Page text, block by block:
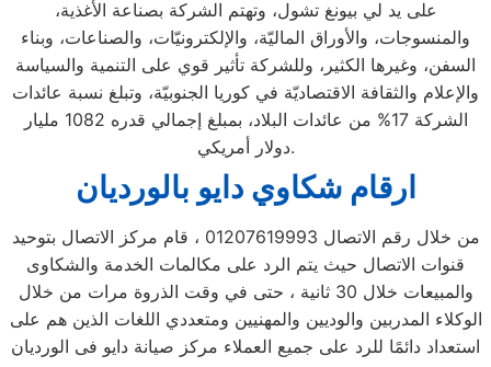
على يد لي بيونغ تشول، وتهتم الشركة بصناعة الأغذية،
والمنسوجات، والأوراق الماليّة، والإلكترونيّات، والصناعات، وبناء
السفن، وغيرها الكثير، وللشركة تأثير قوي على التنمية والسياسة
والإعلام والثقافة الاقتصاديّة في كوريا الجنوبيّة، وتبلغ نسبة عائدات
الشركة 17% من عائدات البلاد، بمبلغ إجمالي قدره 1082 مليار
دولار أمريكي.
ارقام شكاوي دايو بالورديان
من خلال رقم الاتصال 01207619993 ، قام مركز الاتصال بتوحيد
قنوات الاتصال حيث يتم الرد على مكالمات الخدمة والشكاوى
والمبيعات خلال 30 ثانية ، حتى في وقت الذروة مرات من خلال
الوكلاء المدربين والوديين والمهنيين ومتعددي اللغات الذين هم على
استعداد دائمًا للرد على جميع العملاء مركز صيانة دايو فى الورديان